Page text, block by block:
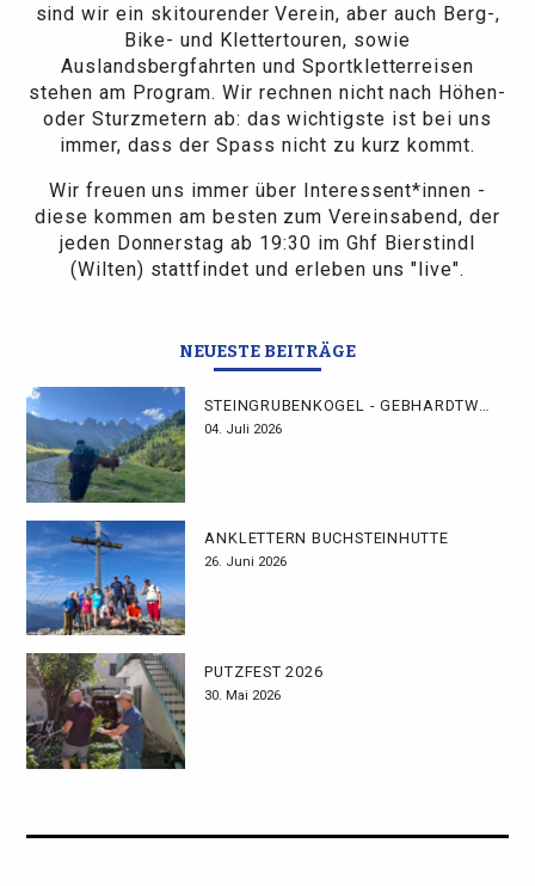
sind wir ein skitourender Verein, aber auch Berg-,
Bike- und Klettertouren, sowie
Auslandsbergfahrten und Sportkletterreisen
stehen am Program. Wir rechnen nicht nach Höhen-
oder Sturzmetern ab: das wichtigste ist bei uns
immer, dass der Spass nicht zu kurz kommt.
Wir freuen uns immer über Interessent*innen -
diese kommen am besten zum Vereinsabend, der
jeden Donnerstag ab 19:30 im Ghf Bierstindl
(Wilten) stattfindet und erleben uns "live".
NEUESTE BEITRÄGE
04. Juli 2026
ANKLETTERN BUCHSTEINHÜTTE
26. Juni 2026
PUTZFEST 2026
30. Mai 2026